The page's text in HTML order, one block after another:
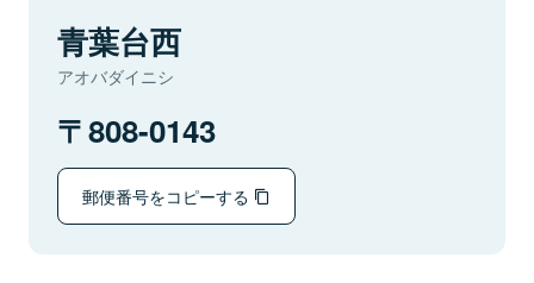
青葉台西
アオバダイニシ
808-0143
郵便番号をコピーする